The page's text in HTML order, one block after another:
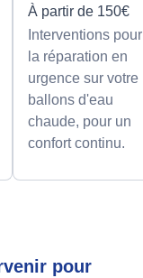
À partir de 150€
Interventions pour
la réparation en
urgence sur votre
ballons d'eau
chaude, pour un
confort continu.
pour